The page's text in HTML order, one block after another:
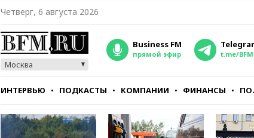
Четверг, 6 августа 2026
Москва
Business FM
прямой эфир t.me/
ИНТЕРВЬЮ ПОДКАСТЫ КОМПАНИИ ФИНАНСЫ
СТИЛЬ ТЕСТЫ